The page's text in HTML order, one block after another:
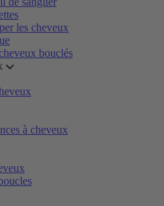
les cheveux
bouclés
à cheveux